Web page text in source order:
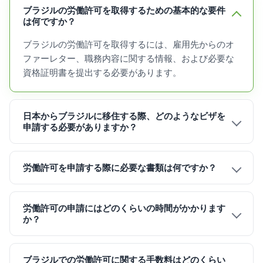
ブラジルの労働許可を取得するための基本的な要件
は何ですか？
ブラジルの労働許可を取得するには、雇用先からのオ
ファーレター、職務内容に関する情報、および必要な
資格証明書を提出する必要があります。
日本からブラジルに移住する際、どのようなビザを
申請する必要がありますか？
労働許可を申請する際に必要な書類は何ですか？
労働許可の申請にはどのくらいの時間がかかります
か？
ブラジルでの労働許可に関する手数料はどのくらい